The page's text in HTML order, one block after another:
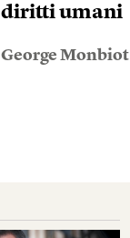
diritti umani
George Monbiot